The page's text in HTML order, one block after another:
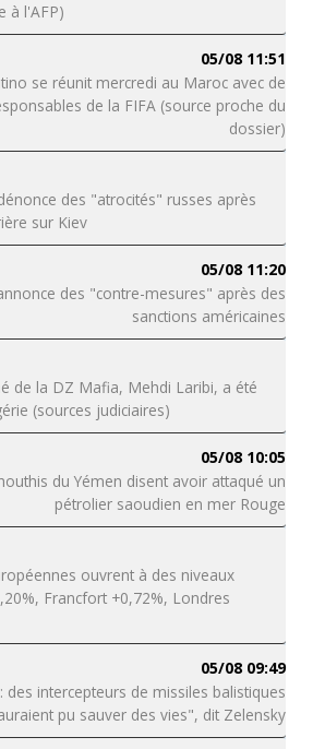
à l'AFP)
05/08 11:51
se réunit mercredi au Maroc avec de
de la FIFA (source proche du
dossier)
des "atrocités" russes après
sur Kiev
05/08 11:20
des "contre-mesures" après des
sanctions américaines
de la DZ Mafia, Mehdi Laribi, a été
(sources judiciaires)
05/08 10:05
du Yémen disent avoir attaqué un
pétrolier saoudien en mer Rouge
ouvrent à des niveaux
Francfort +0,72%, Londres
05/08 09:49
des intercepteurs de missiles balistiques
pu sauver des vies", dit Zelensky